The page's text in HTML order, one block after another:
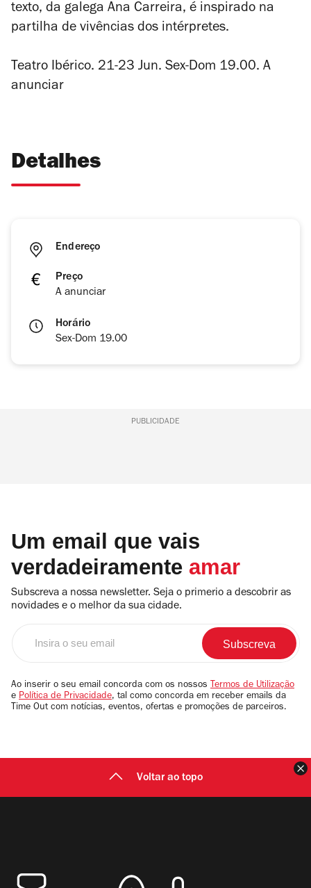
texto, da galega Ana Carreira, é inspirado na
partilha de vivências dos intérpretes.
Teatro Ibérico. 21-23 Jun. Sex-Dom 19.00. A
anunciar
Detalhes
Endereço
Preço
A anunciar
Horário
Sex-Dom 19.00
PUBLICIDADE
Um email que vais
verdadeiramente amar
Subscreva a nossa newsletter. Seja o primerio a descobrir as
novidades e o melhor da sua cidade.
email
Ao inserir o seu email concorda com os nossos Termos de Utilização
e Política de Privacidade, tal como concorda em receber emails da
Time Out com notícias, eventos, ofertas e promoções de parceiros.
Voltar ao topo